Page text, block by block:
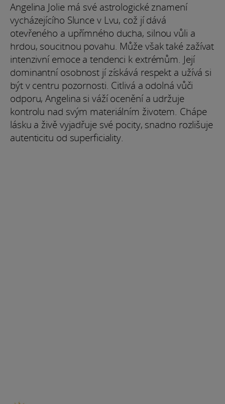
Angelina Jolie má své astrologické znamení
vycházejícího Slunce v Lvu, což jí dává
otevřeného a upřímného ducha, silnou vůli a
hrdou, soucitnou povahu. Může však také zažívat
intenzivní emoce a tendenci k extrémům. Její
dominantní osobnost jí získává respekt a užívá si
být v centru pozornosti. Citlivá a odolná vůči
odporu, Angelina si váží ocenění a udržuje
kontrolu nad svým materiálním životem. Chápe
lásku a živě vyjadřuje své pocity, snadno rozlišuje
autenticitu od superficiality.